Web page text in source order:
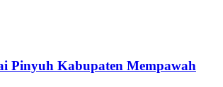
Pinyuh Kabupaten Mempawah